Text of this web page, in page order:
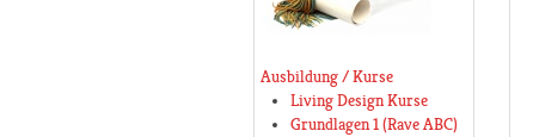
Ausbildung / Kurse
Living Design Kurse
Grundlagen 1 (Rave ABC)